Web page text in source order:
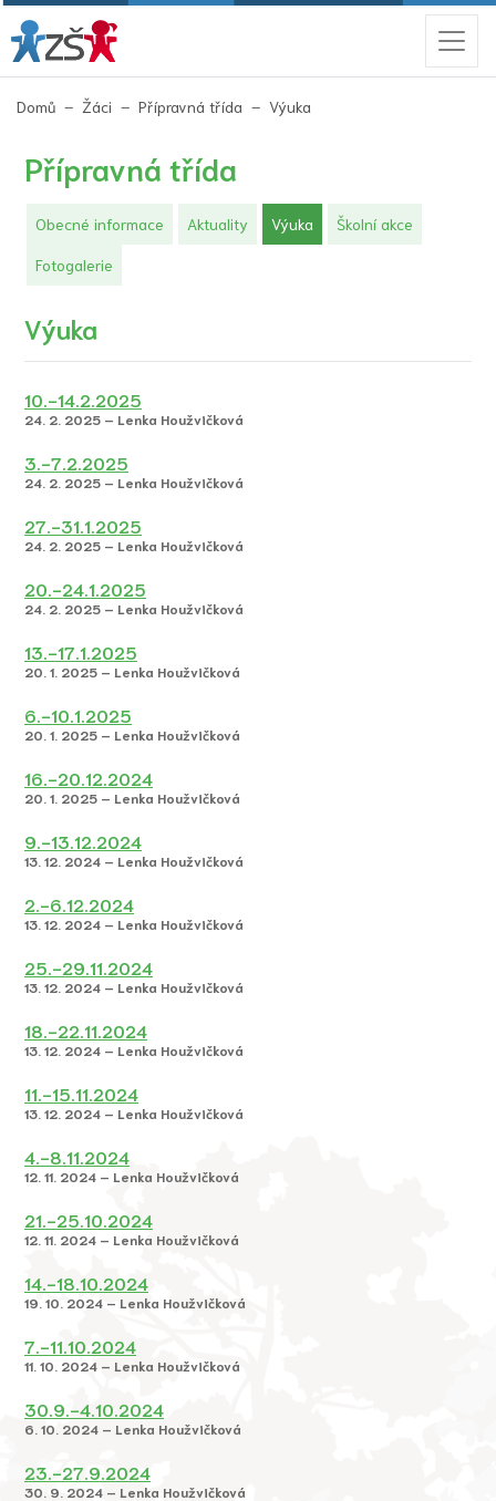
Domů Žáci Přípravná třída Výuka
Přípravná třída
Obecné informace Aktuality Výuka(aktuální)
Školní akce
Fotogalerie
Výuka
10.-14.2.2025
24. 2. 2025 – Lenka Houžvičková
3.-7.2.2025
24. 2. 2025 – Lenka Houžvičková
27.-31.1.2025
24. 2. 2025 – Lenka Houžvičková
20.-24.1.2025
24. 2. 2025 – Lenka Houžvičková
13.-17.1.2025
20. 1. 2025 – Lenka Houžvičková
6.-10.1.2025
20. 1. 2025 – Lenka Houžvičková
16.-20.12.2024
20. 1. 2025 – Lenka Houžvičková
9.-13.12.2024
13. 12. 2024 – Lenka Houžvičková
2.-6.12.2024
13. 12. 2024 – Lenka Houžvičková
25.-29.11.2024
13. 12. 2024 – Lenka Houžvičková
18.-22.11.2024
13. 12. 2024 – Lenka Houžvičková
11.-15.11.2024
13. 12. 2024 – Lenka Houžvičková
4.-8.11.2024
12. 11. 2024 – Lenka Houžvičková
21.-25.10.2024
12. 11. 2024 – Lenka Houžvičková
14.-18.10.2024
19. 10. 2024 – Lenka Houžvičková
7.-11.10.2024
11. 10. 2024 – Lenka Houžvičková
30.9.-4.10.2024
6. 10. 2024 – Lenka Houžvičková
23.-27.9.2024
30. 9. 2024 – Lenka Houžvičková